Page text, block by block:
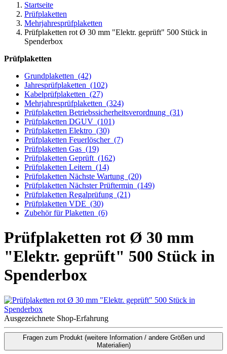
Startseite
Prüfplaketten
Mehrjahresprüfplaketten
Prüfplaketten rot Ø 30 mm "Elektr. geprüft" 500 Stück in
Spenderbox
Prüfplaketten
Grundplaketten (42)
Jahresprüfplaketten (102)
Kabelprüfplaketten (27)
Mehrjahresprüfplaketten (324)
Prüfplaketten Betriebssicherheitsverordnung (31)
Prüfplaketten DGUV (101)
Prüfplaketten Elektro (30)
Prüfplaketten Feuerlöscher (7)
Prüfplaketten Gas (19)
Prüfplaketten Geprüft (162)
Prüfplaketten Leitern (14)
Prüfplaketten Nächste Wartung (20)
Prüfplaketten Nächster Prüftermin (149)
Prüfplaketten Regalprüfung (21)
Prüfplaketten VDE (30)
Zubehör für Plaketten (6)
Prüfplaketten rot Ø 30 mm
"Elektr. geprüft" 500 Stück in
Spenderbox
Ausgezeichnete Shop-Erfahrung
Fragen zum Produkt (weitere Information / andere Größen und
Materialien)